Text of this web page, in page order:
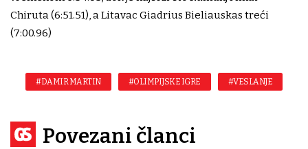
Chiruta (6:51.51), a Litavac Giadrius Bieliauskas treći
(7:00.96)
#DAMIR MARTIN #OLIMPIJSKE IGRE #VESLANJE
Povezani članci